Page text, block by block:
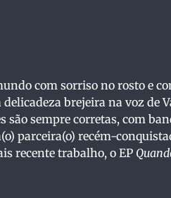
com sorriso no rosto e
delicadeza brejeira na voz de
são sempre corretas, com
parceira(o) recém-
recente trabalho, o EP